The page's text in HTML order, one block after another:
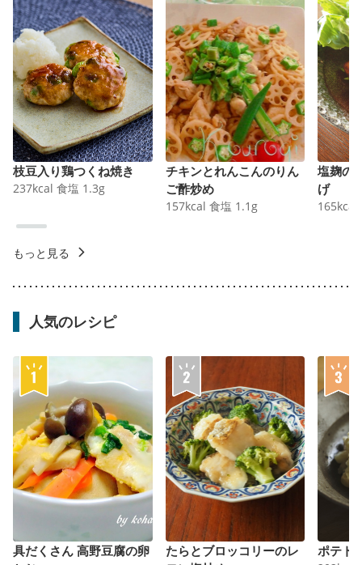
枝豆入り鶏つくね焼き
237kcal 食塩 1.3g
チキンとれんこんのりん
ご酢炒め
157kcal 食塩 1.1 g
塩麹の
げ
165kcal
もっと見る
人気のレシピ
具だくさん 高野豆腐の卵
たらとブロッコリーのレ
ポテト